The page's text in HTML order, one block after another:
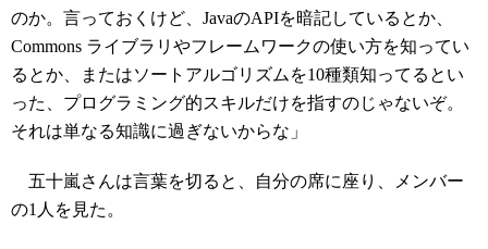
のか。言っておくけど、JavaのAPIを暗記しているとか、
Commons ライブラリやフレームワークの使い方を知ってい
るとか、またはソートアルゴリズムを10種類知ってるとい
った、プログラミング的スキルだけを指すのじゃないぞ。
それは単なる知識に過ぎないからな」
五十嵐さんは言葉を切ると、自分の席に座り、メンバー
の1人を見た。